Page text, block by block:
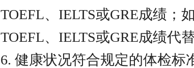
TOEFL、IELTS或GRE成绩；
TOEFL、IELTS或GRE成绩代替
6. 健康状况符合规定的体检标